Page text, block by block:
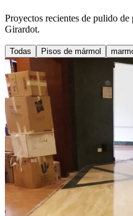
Proyectos recientes de pulido
Girardot.
Todas Pisos de mármol